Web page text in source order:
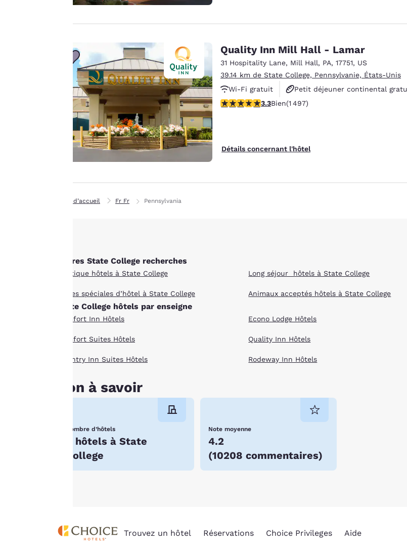
Quality Inn Mill Hall - Lamar
31 Hospitality Lane, Mill Hall, PA, 17751, US
39.14 km de State College, Pennsylvanie, États-Unis
Wi-Fi gratuit
Petit déjeuner continental
Animaux acceptés
3.32 étoiles. Bien. 1497 commentaires
3.3Bien(1 497)
Détails concernant l'hôtel
Page d’accueil Fr Fr Pennsylvania
Autres State College recherches
Boutique hôtels à State College
Offres spéciales d’hôtel à State College
Long séjour hôtels à State College
Animaux acceptés hôtels à State College
State College hôtels par enseigne
Comfort Inn Hôtels
Comfort Suites Hôtels
Country Inn Suites Hôtels
Econo Lodge Hôtels
Quality Inn Hôtels
Rodeway Inn Hôtels
Bon à savoir
Nombre d’hôtels
8 hôtels à State
College
Note moyenne
4.2
(10208 commentaires)
Autrement dit, nous
montrer des
produits répondant
à vos intérêts et
continuer à
améliorer nos
services. Vous
pouvez modifier à
tout moment ces
paramètres en
consultant notre
et en suivant les
cookies », vous
consentez au
sur votre appareil.
En cliquant sur
« Refuser tous les
cookies pour
lesquels le
requis ne seront pas
stockés sur votre
d’informations,
consultez notre
Accepter tous les cookies Refuser tous les cookies
Trouvez un hôtel Réservations Choice Privileges Aide